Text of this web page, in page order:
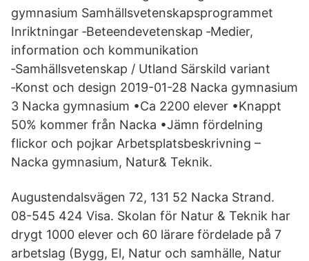
gymnasium Samhällsvetenskapsprogrammet
Inriktningar ‐Beteendevetenskap ‐Medier,
information och kommunikation
‐Samhällsvetenskap / Utland Särskild variant
‐Konst och design 2019-01-28 Nacka gymnasium
3 Nacka gymnasium •Ca 2200 elever •Knappt
50% kommer från Nacka •Jämn fördelning
flickor och pojkar Arbetsplatsbeskrivning –
Nacka gymnasium, Natur& Teknik.
Augustendalsvägen 72, 131 52 Nacka Strand.
08-545 424 Visa. Skolan för Natur & Teknik har
drygt 1000 elever och 60 lärare fördelade på 7
arbetslag (Bygg, El, Natur och samhälle, Natur